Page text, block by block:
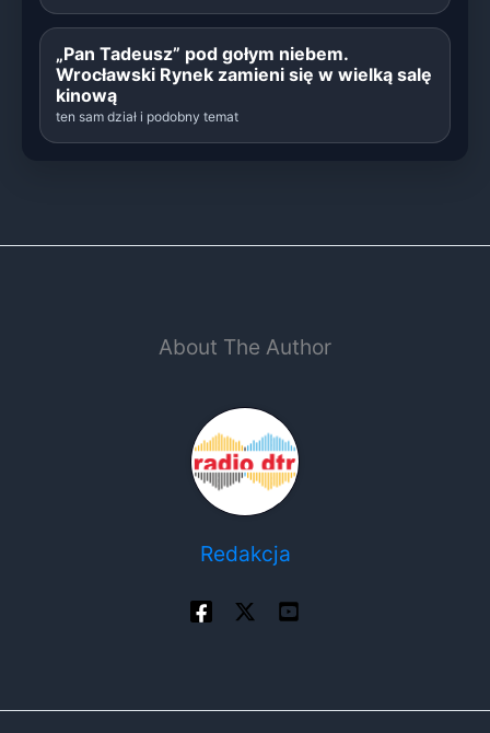
„Pan Tadeusz” pod gołym niebem.
Wrocławski Rynek zamieni się w wielką salę
kinową
ten sam dział i podobny temat
About The Author
Redakcja